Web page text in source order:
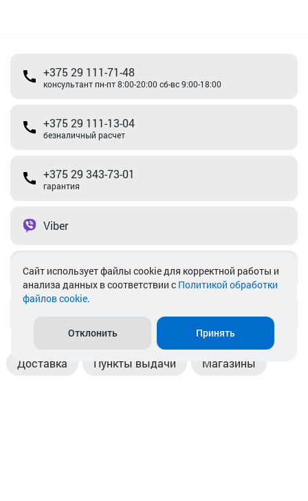
+375 29 111-71-48
консультант пн-пт 8:00-20:00 сб-вс 9:00-18:00
+375 29 111-13-04
безналичный расчет
+375 29 343-73-01
гарантия
Viber
Telegram
Доставка Пункты выдачи Магазины
Cайт использует файлы cookie для корректной работы и
анализа данных в соответствии с Политикой обработки
файлов cookie.
Отклонить Принять